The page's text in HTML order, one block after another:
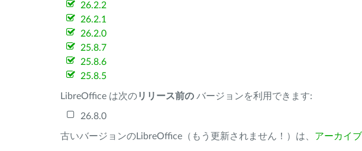
26.2.2
26.2.1
26.2.0
25.8.7
25.8.6
25.8.5
LibreOffice は次のリリース前の バージョンを利用できます:
26.8.0
古いバージョンのLibreOffice（もう更新されません！）は、 アーカイブ